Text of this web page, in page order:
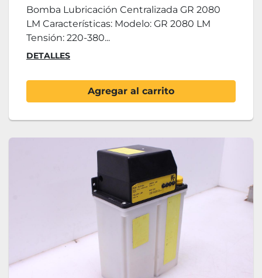
Bomba Lubricación Centralizada GR 2080
LM Características: Modelo: GR 2080 LM
Tensión: 220-380...
DETALLES
Agregar al carrito